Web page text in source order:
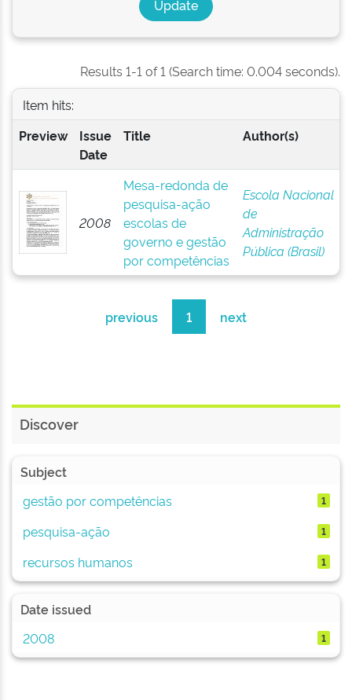
Results 1-1 of 1 (Search time: 0.004 seconds).
Item hits:
Preview
Issue
Date
Title Author(s)
2008
Mesa-redonda de
pesquisa-ação
escolas de
governo e gestão
por competências
Escola Nacional
de
Administração
Pública (Brasil)
previous 1 next
Discover
Subject
gestão por competências
1
pesquisa-ação 1
recursos humanos 1
Date issued
2008
1